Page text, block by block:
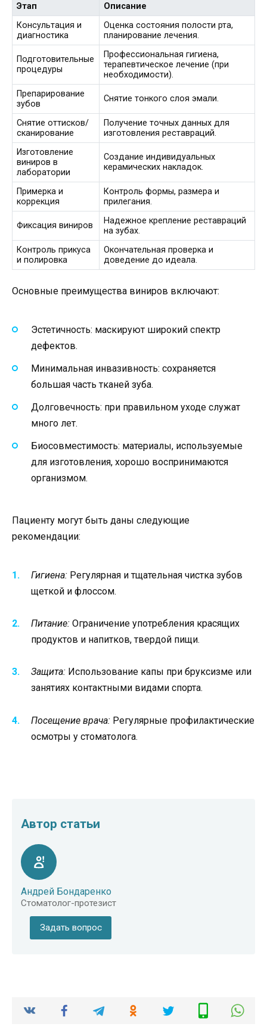
Этап
Описание
Консультация и
диагностика
Оценка состояния полости рта,
планирование лечения.
Подготовительные
процедуры
Профессиональная гигиена,
терапевтическое лечение (при
необходимости).
Препарирование
зубов
Снятие тонкого слоя эмали.
Снятие оттисков/
сканирование
Получение точных данных для
изготовления реставраций.
Изготовление
виниров в
лаборатории
Создание индивидуальных
керамических накладок.
Примерка и
коррекция
Контроль формы, размера и
прилегания.
Фиксация виниров
Надежное крепление реставраций
на зубах.
Контроль прикуса
и полировка
Окончательная проверка и
доведение до идеала.
Основные преимущества виниров включают:
Эстетичность: маскируют широкий спектр
дефектов.
Минимальная инвазивность: сохраняется
большая часть тканей зуба.
Долговечность: при правильном уходе служат
много лет.
Биосовместимость: материалы, используемые
для изготовления, хорошо воспринимаются
организмом.
Пациенту могут быть даны следующие
рекомендации:
Гигиена: Регулярная и тщательная чистка зубов
щеткой и флоссом.
Питание: Ограничение употребления красящих
продуктов и напитков, твердой пищи.
Защита: Использование капы при бруксизме или
занятиях контактными видами спорта.
Посещение врача: Регулярные профилактические
осмотры у стоматолога.
Автор статьи
Андрей Бондаренко
Стоматолог-протезист
Задать вопрос